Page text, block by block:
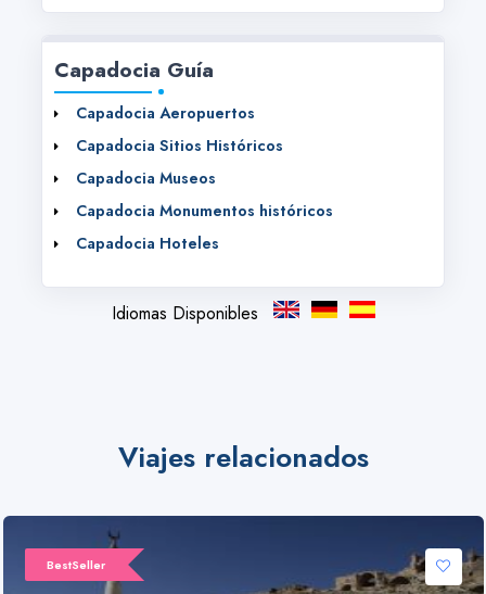
Capadocia Guía
Capadocia Aeropuertos
Capadocia Sitios Históricos
Capadocia Museos
Capadocia Monumentos históricos
Capadocia Hoteles
Idiomas Disponibles
Viajes relacionados
BestSeller